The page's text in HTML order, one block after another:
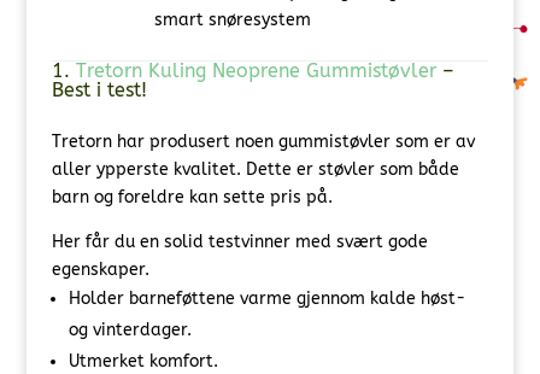
smart snøresystem
1. Tretorn Kuling Neoprene Gummistøvler –
Best i test!
Tretorn har produsert noen gummistøvler som er av
aller ypperste kvalitet. Dette er støvler som både
barn og foreldre kan sette pris på.
Her får du en solid testvinner med svært gode
egenskaper.
Holder barneføttene varme gjennom kalde høst-
og vinterdager.
Utmerket komfort.